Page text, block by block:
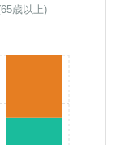
歳以上)